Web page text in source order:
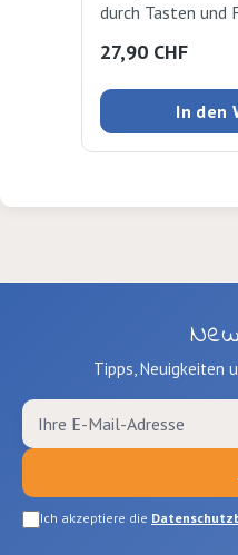
durch Tasten und
herauszufischen.
mit hohem
Kissen
Regulärer Preis:
27,90 CHF
In den
Tipps, Neuigkeiten
Ich akzeptiere die